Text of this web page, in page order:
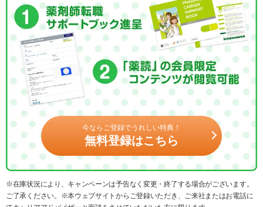
今ならご登録でうれしい特典！
無料登録はこちら
※在庫状況により、キャンペーンは予告なく変更・終了する場合がございます。
ご了承ください。※本ウェブサイトからご登録いただき、ご来社またはお電話に